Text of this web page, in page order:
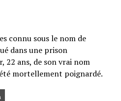
connu sous le nom de
dans une prison
22 ans, de son vrai nom
mortellement poignardé.